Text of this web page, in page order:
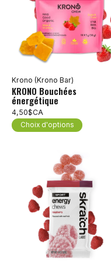
Krono (Krono Bar)
KRONO Bouchées
énergétique
4,50$CA
Choix d'options